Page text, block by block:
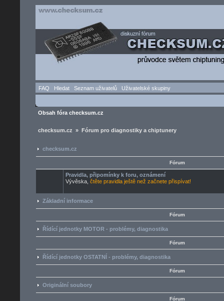
FAQ Hledat Seznam uživatelů Uživatelské skupiny
Obsah fóra checksum.cz
checksum.cz » Fórum pro diagnostiky a chiptunery
checksum.cz
Fórum
Pravidla, připomínky k foru, oznámení
Vývěska, čtěte pravidla ještě než začnete přispívat!
Základní informace
Fórum
Řídící jednotky MOTOR - problémy, diagnostika
Fórum
Řídící jednotky OSTATNÍ - problémy, diagnostika
Fórum
Originální soubory
Fórum